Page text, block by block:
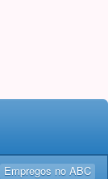
Empregos no ABC